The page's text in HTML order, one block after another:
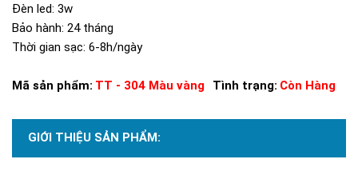
Đèn led: 3w
Bảo hành: 24 tháng
Thời gian sạc: 6-8h/ngày
Mã sản phẩm: TT - 304 Màu vàng Tình trạng: Còn Hàng
GIỚI THIỆU SẢN PHẨM: